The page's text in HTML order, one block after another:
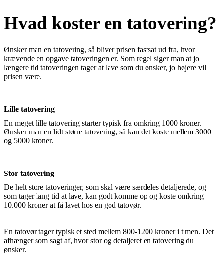
Hvad koster en tatovering?
Ønsker man en tatovering, så bliver prisen fastsat ud fra, hvor
krævende en opgave tatoveringen er. Som regel siger man at jo
længere tid tatoveringen tager at lave som du ønsker, jo højere vil
prisen være.
Lille tatovering
En meget lille tatovering starter typisk fra omkring 1000 kroner.
Ønsker man en lidt større tatovering, så kan det koste mellem 3000
og 5000 kroner.
Stor tatovering
De helt store tatoveringer, som skal være særdeles detaljerede, og
som tager lang tid at lave, kan godt komme op og koste omkring
10.000 kroner at få lavet hos en god tatovør.
En tatovør tager typisk et sted mellem 800-1200 kroner i timen. Det
afhænger som sagt af, hvor stor og detaljeret en tatovering du
ønsker.